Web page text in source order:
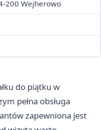
200 Wejherowo
do piątku w
pełna obsługa
zapewniona jest